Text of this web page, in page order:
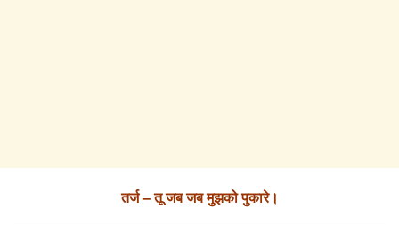
तर्ज – तू जब जब मुझको पुकारे।